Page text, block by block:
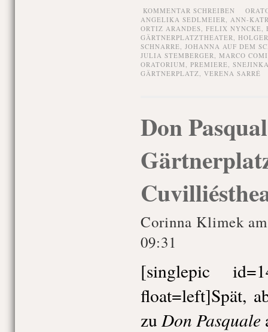
KOMMENTAR SCHREIBEN
ANGELIKA SEDLMEIER, ANN-
ORTIZ ARANDES, FELIX NYNCKE,
GÄRTNERPLATZTHEATER,
SCHNARRE, JOHANNA AUF DEM
JULIA STEMBERGER, MARCO
ORATORIUM, PREMIERE,
GÄRTNERPLATZ, VERENA SARRÉ
Don
Corinna Klimek
09:31
[singlepic
float=left]Spät,
zuDon Pasquale